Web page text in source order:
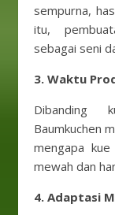
sempurna,
itu,
sebagai seni
3. Waktu
Dibanding
Baumkuchen
mengapa
mewah dan
4. Adaptasi